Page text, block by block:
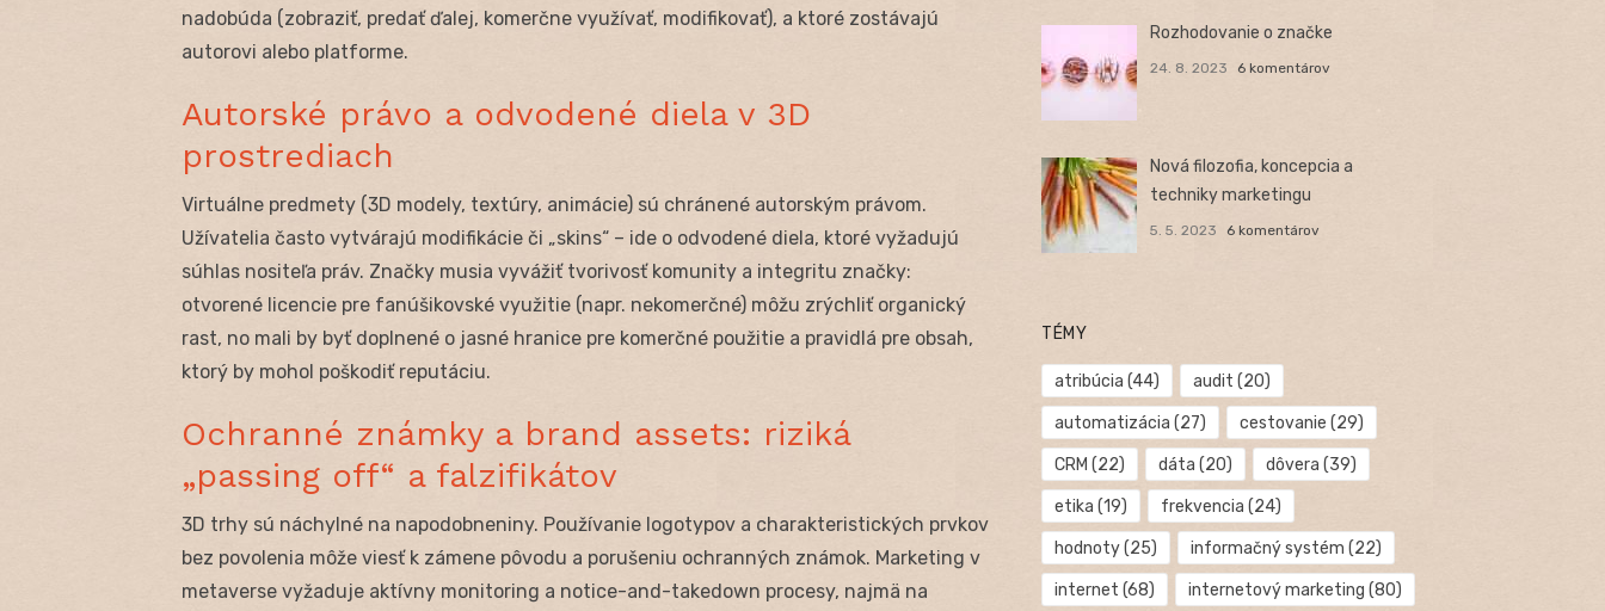
nadobúda (zobraziť, predať ďalej, komerčne využívať, modifikovať), a ktoré zostávajú
autorovi alebo platforme.
Autorské právo a odvodené diela v 3D
prostrediach
Virtuálne predmety (3D modely, textúry, animácie) sú chránené autorským právom.
Užívatelia často vytvárajú modifikácie či „skins“ – ide o odvodené diela, ktoré vyžadujú
súhlas nositeľa práv. Značky musia vyvážiť tvorivosť komunity a integritu značky:
otvorené licencie pre fanúšikovské využitie (napr. nekomerčné) môžu zrýchliť organický
rast, no mali by byť doplnené o jasné hranice pre komerčné použitie a pravidlá pre obsah,
ktorý by mohol poškodiť reputáciu.
Ochranné známky a brand assets: riziká
„passing off“ a falzifikátov
3D trhy sú náchylné na napodobneniny. Používanie logotypov a charakteristických prvkov
bez povolenia môže viesť k zámene pôvodu a porušeniu ochranných známok. Marketing v
metaverse vyžaduje aktívny monitoring a notice-and-takedown procesy, najmä na
Rozhodovanie o značke
24. 8. 2023 6 komentárov
Nová filozofia, koncepcia a
techniky marketingu
5. 5. 2023 6 komentárov
TÉMY
atribúcia (44) audit (20)
automatizácia (27) cestovanie (29)
CRM (22) dáta (20) dôvera (39)
etika (19) frekvencia (24)
hodnoty(25) informačný systém (22)
internet (68) internetový marketing (80)